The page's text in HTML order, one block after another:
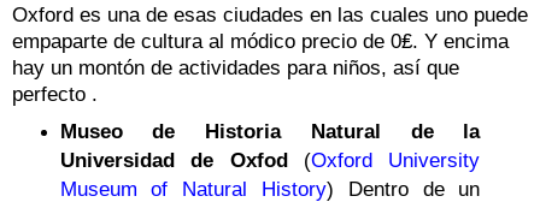
Oxford es una de esas ciudades en las cuales uno puede
empaparte de cultura al módico precio de 0₤. Y encima
hay un montón de actividades para niños, así que
perfecto .
Museo de Historia Natural de la
Universidad de Oxfod (Oxford University
Museum of Natural History) Dentro de un